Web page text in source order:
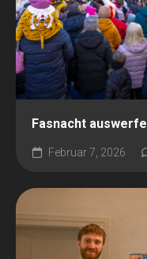
Fasnacht
Februar 7, 2026